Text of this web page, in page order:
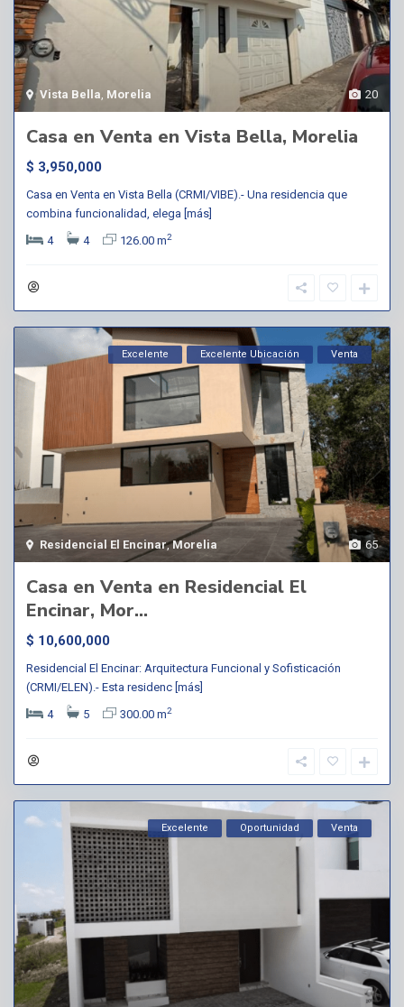
20
Vista Bella Morelia
Casa en Venta en Vista Bella, Morelia
$ 3,950,000
Casa en Venta en Vista Bella (CRMI/VIBE).- Una residencia que
combina funcionalidad, elega [más]
4
4 126.00 m2
65
Residencial El Encinar,Morelia
Excelente Excelente Ubicación Venta
Casa en Venta en Residencial El
Encinar, Mor...
$ 10,600,000
Residencial El Encinar: Arquitectura Funcional y Sofisticación
(CRMI/ELEN).- Esta residenc [más]
4
5 300.00 m2
Excelente Oportunidad Venta